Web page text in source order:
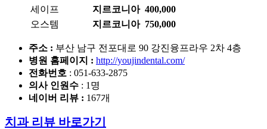
세이프
지르코니아 400,000
오스템
지르코니아 750,000
주소 : 부산 남구 전포대로 90 강진융프라우 2차 4층
병원 홈페이지 : http://youjindental.com/
전화번호 : 051-633-2875
의사 인원수 : 1명
네이버 리뷰 : 167개
치과 리뷰 바로가기